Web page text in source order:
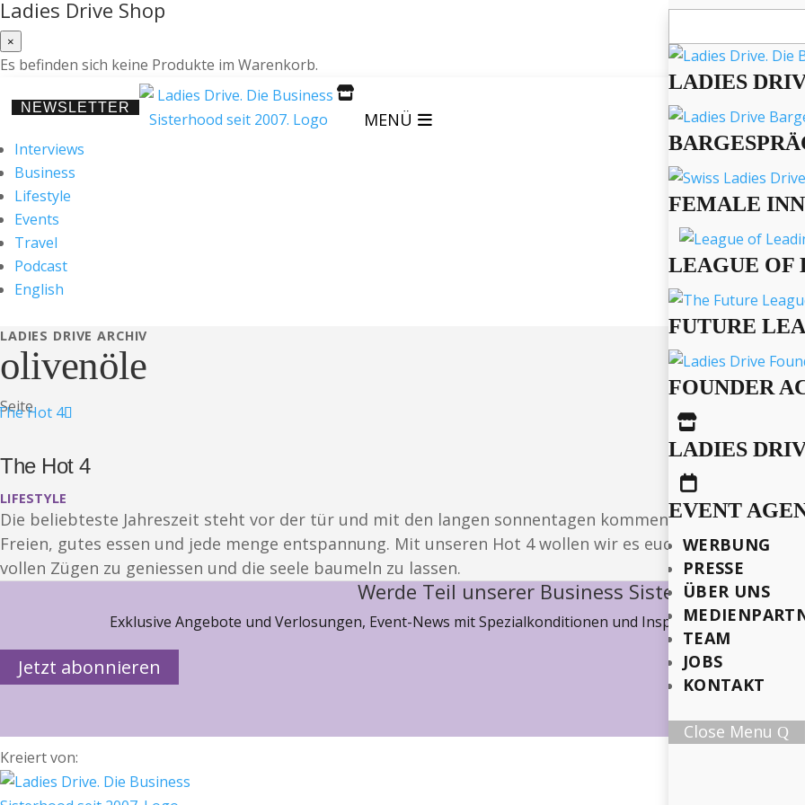
Ladies Drive Shop
×
Es befinden sich keine Produkte im Warenkorb.
NEWSLETTER

MENÜ
Interviews
Business
Lifestyle
Events
Travel
Podcast
English
nach:
LADIES
FEMALE
LEAGUE OF
FUTURE
FOUNDER

LADIES

EVENT
WERBUNG
PRESSE
ÜBER UNS
TEAM
JOBS
KONTAKT
Close Menu
LADIES DRIVE ARCHIV
olivenöle
Seite
The Hot 4
LIFESTYLE
Die beliebteste Jahreszeit steht vor der tür und mit den langen sonnentagen kommen auch die
Freien, gutes essen und jede menge entspannung. Mit unseren Hot 4 wollen wir es euch noch etwas
vollen Zügen zu geniessen und die seele baumeln zu lassen.
Werde Teil unserer Business Sisterhood
Exklusive Angebote und Verlosungen, Event-News mit Spezialkonditionen und Inspiration, wie wir
Jetzt abonnieren
Kreiert von: